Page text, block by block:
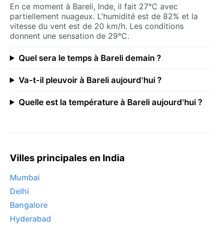
En ce moment à Bareli, Inde, il fait 27°C avec
partiellement nuageux. L'humidité est de 82% et la
vitesse du vent est de 20 km/h. Les conditions
donnent une sensation de 29°C.
Quel sera le temps à Bareli demain ?
Va-t-il pleuvoir à Bareli aujourd'hui ?
Quelle est la température à Bareli aujourd'hui ?
Villes principales en India
Mumbai
Delhi
Bangalore
Hyderabad